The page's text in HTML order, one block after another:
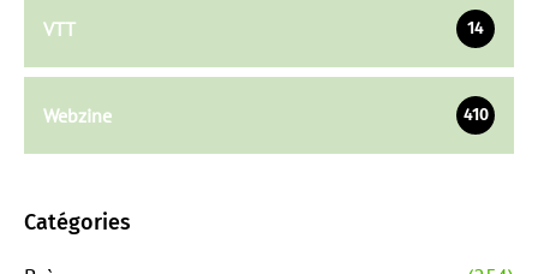
VTT 14
Webzine 410
Catégories